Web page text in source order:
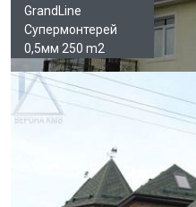
GrandLine
Супермонтерей
0,5мм 250 m2